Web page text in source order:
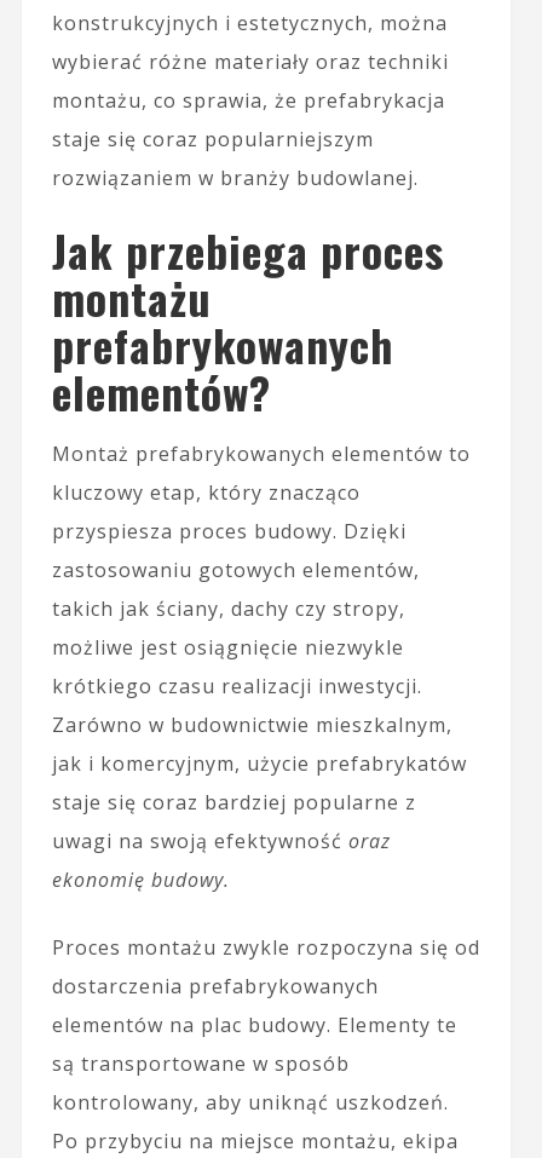
konstrukcyjnych i estetycznych, można
wybierać różne materiały oraz techniki
montażu, co sprawia, że prefabrykacja
staje się coraz popularniejszym
rozwiązaniem w branży budowlanej.
Jak przebiega proces
montażu
prefabrykowanych
elementów?
Montaż prefabrykowanych elementów to
kluczowy etap, który znacząco
przyspiesza proces budowy. Dzięki
zastosowaniu gotowych elementów,
takich jak ściany, dachy czy stropy,
możliwe jest osiągnięcie niezwykle
krótkiego czasu realizacji inwestycji.
Zarówno w budownictwie mieszkalnym,
jak i komercyjnym, użycie prefabrykatów
staje się coraz bardziej popularne z
uwagi na swoją efektywność oraz
ekonomię budowy.
Proces montażu zwykle rozpoczyna się od
dostarczenia prefabrykowanych
elementów na plac budowy. Elementy te
są transportowane w sposób
kontrolowany, aby uniknąć uszkodzeń.
Po przybyciu na miejsce montażu, ekipa